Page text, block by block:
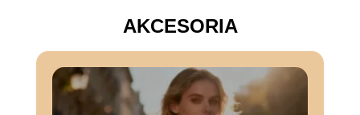
AKCESORIA